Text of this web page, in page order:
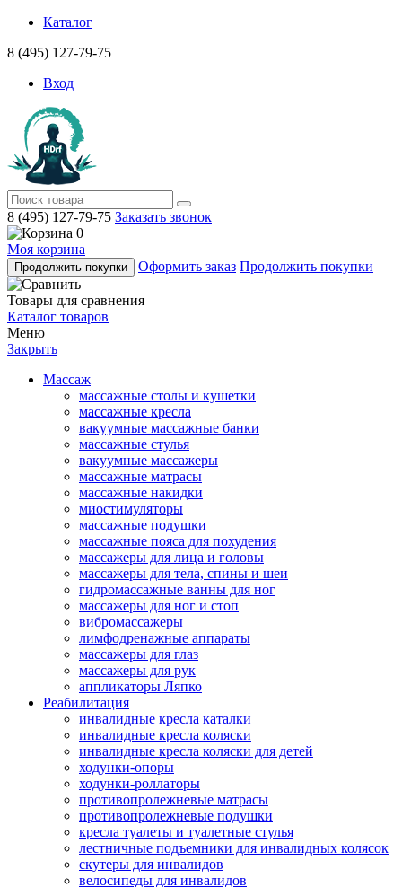
Каталог
8 (495) 127-79-75
Вход
8 (495) 127-79-75 Заказать звонок
0
Моя корзина
Продолжить покупки Оформить заказ Продолжить покупки
Товары для сравнения
Каталог товаров
Меню
Закрыть
Массаж
массажные столы и кушетки
массажные кресла
вакуумные массажные банки
массажные стулья
вакуумные массажеры
массажные матрасы
массажные накидки
миостимуляторы
массажные подушки
массажные пояса для похудения
массажеры для лица и головы
массажеры для тела, спины и шеи
гидромассажные ванны для ног
массажеры для ног и стоп
вибромассажеры
лимфодренажные аппараты
массажеры для глаз
массажеры для рук
аппликаторы Ляпко
Реабилитация
инвалидные кресла каталки
инвалидные кресла коляски
инвалидные кресла коляски для детей
ходунки-опоры
ходунки-роллаторы
противопролежневые матрасы
противопролежневые подушки
кресла туалеты и туалетные стулья
лестничные подъемники для инвалидных колясок
скутеры для инвалидов
велосипеды для инвалидов